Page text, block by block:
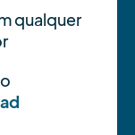
qualquer